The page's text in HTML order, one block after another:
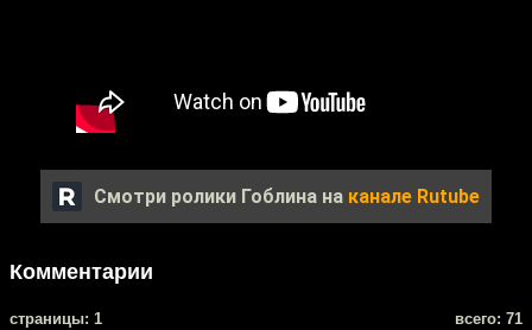
Смотри ролики Гоблина на канале Rutube
Комментарии
cтраницы: 1 всего: 71